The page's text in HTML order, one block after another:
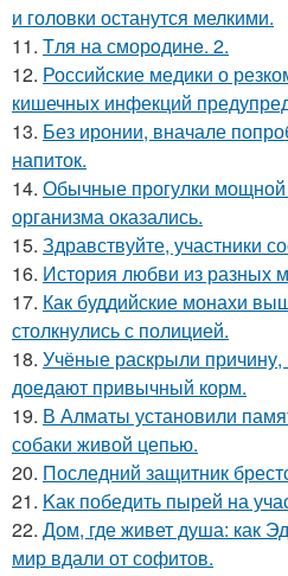
и головки останутся мелкими.
11. Tля на сморoдинe. 2.
12. Российские медики о
кишечных инфекций
13. Без иронии, вначале
напиток.
14. Обычные прогулки
организма оказались.
15. Здравствуйте, участники
16. История любви из разных
17. Как буддийские монахи
столкнулись с полицией.
18. Учёные раскрыли
доедают привычный корм.
19. В Алматы установили
собаки живой цепью.
20. Последний защитник
21. Kак победить пырей на
22. Дом, где живет душа: как
мир вдали от софитов.